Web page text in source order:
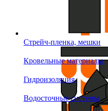
Стрейч-пленка, мешки
Кровельные материалы
Гидроизоляция
Водосточные системы